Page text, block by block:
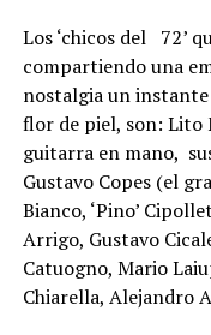
Los ‘chicos del 72’
compartiendo una
nostalgia un instante
flor de piel, son: Lito
guitarra en mano,
Gustavo Copes (el
Bianco, ‘Pino’
Arrigo, Gustavo
Catuogno, Mario
Chiarella, Alejandro